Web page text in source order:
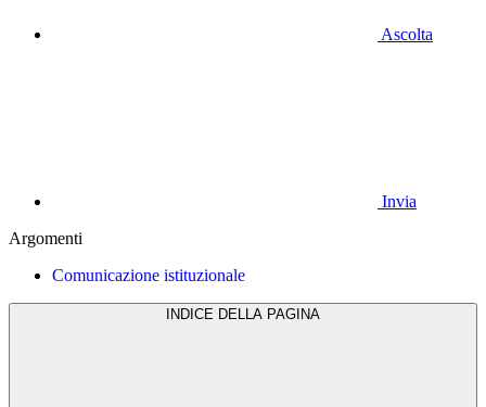
Ascolta
Invia
Argomenti
Comunicazione istituzionale